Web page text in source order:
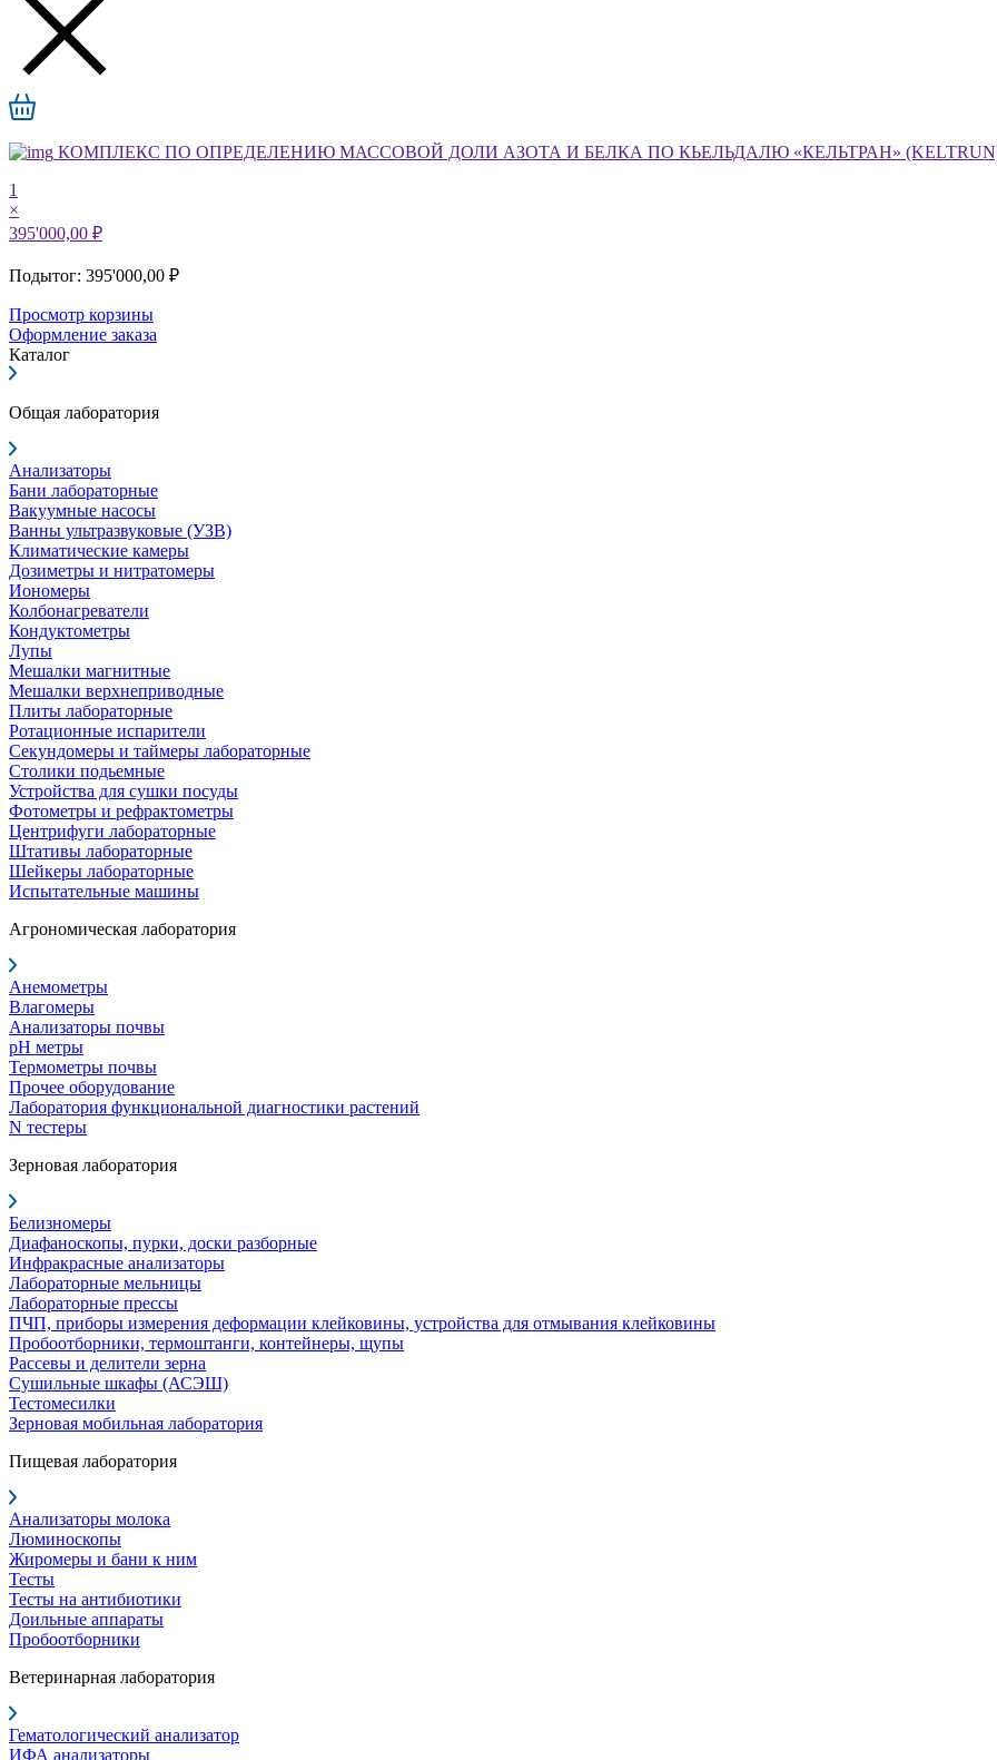
КОМПЛЕКС ПО ОПРЕДЕЛЕНИЮ МАССОВОЙ ДОЛИ АЗОТА И БЕЛКА ПО КЬЕЛЬДАЛЮ «КЕЛЬТРАН»
1
×
395'000,00 ₽
Подытог: 395'000,00 ₽
Просмотр корзины
Оформление заказа
Каталог
Общая лаборатория
Анализаторы
Бани лабораторные
Вакуумные насосы
Ванны ультразвуковые (УЗВ)
Климатические камеры
Дозиметры и нитратомеры
Иономеры
Колбонагреватели
Кондуктометры
Лупы
Мешалки магнитные
Мешалки верхнеприводные
Плиты лабораторные
Ротационные испарители
Секундомеры и таймеры лабораторные
Столики подьемные
Устройства для сушки посуды
Фотометры и рефрактометры
Центрифуги лабораторные
Штативы лабораторные
Шейкеры лабораторные
Испытательные машины
Агрономическая лаборатория
Анемометры
Влагомеры
Анализаторы почвы
pH метры
Термометры почвы
Прочее оборудование
Лаборатория функциональной диагностики растений
N тестеры
Зерновая лаборатория
Белизномеры
Диафаноскопы, пурки, доски разборные
Инфракрасные анализаторы
Лабораторные мельницы
Лабораторные прессы
ПЧП, приборы измерения деформации клейковины, устройства для отмывания клейковины
Пробоотборники, термоштанги, контейнеры, щупы
Рассевы и делители зерна
Сушильные шкафы (АСЭШ)
Тестомесилки
Зерновая мобильная лаборатория
Пищевая лаборатория
Анализаторы молока
Люминоскопы
Жиромеры и бани к ним
Тесты
Тесты на антибиотики
Доильные аппараты
Пробоотборники
Ветеринарная лаборатория
Гематологический анализатор
ИФА анализаторы